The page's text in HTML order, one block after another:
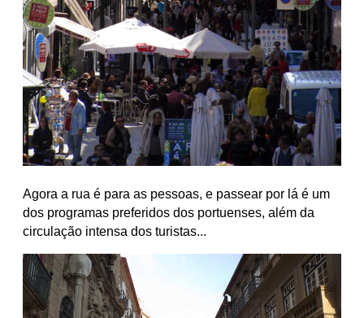
Agora a rua é para as pessoas, e passear por lá é um
dos programas preferidos dos portuenses, além da
circulação intensa dos turistas...